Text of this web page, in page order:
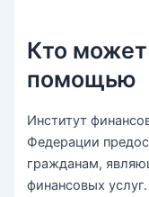
Кто может
помощью
Институт
Федерации
гражданам,
финансовых